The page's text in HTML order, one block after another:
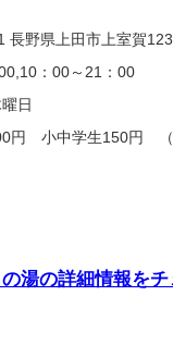
長野県上田市上室賀
：00～21：00
日
円 小中学生150円
湯の詳細情報をチ